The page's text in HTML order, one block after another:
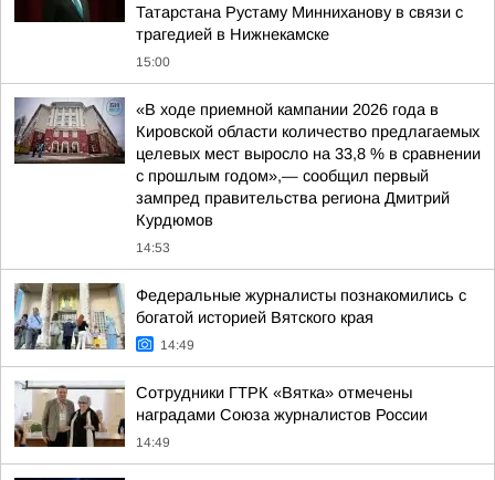
Татарстана Рустаму Минниханову в связи с
трагедией в Нижнекамске
15:00
«В ходе приемной кампании 2026 года в
Кировской области количество предлагаемых
целевых мест выросло на 33,8 % в сравнении
с прошлым годом»,— сообщил первый
зампред правительства региона Дмитрий
Курдюмов
14:53
Федеральные журналисты познакомились с
богатой историей Вятского края
14:49
Сотрудники ГТРК «Вятка» отмечены
наградами Союза журналистов России
14:49